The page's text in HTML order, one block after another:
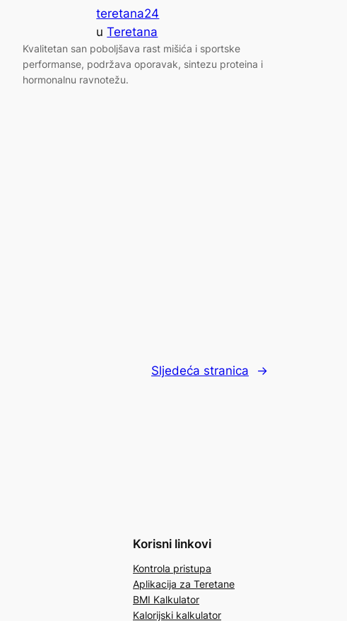
teretana24
uTeretana
Kvalitetan san poboljšava rast mišića i sportske
performanse, podržava oporavak, sintezu proteina i
hormonalnu ravnotežu.
Sljedeća stranica →
Korisni linkovi
Kontrola pristupa
Aplikacija za Teretane
BMI Kalkulator
Kalorijski kalkulator